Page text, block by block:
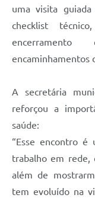
uma visita
checklist
encaminhamentos
A secretária
reforçou a
saúde:
“Esse encontro é
trabalho em rede,
além de
tem evoluído na